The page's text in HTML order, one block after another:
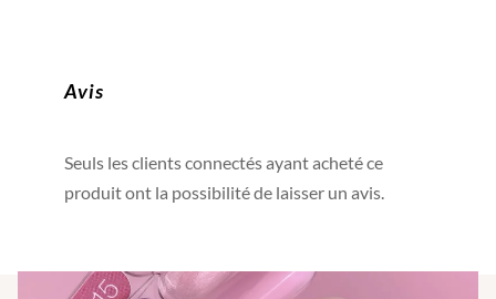
Avis
Seuls les clients connectés ayant acheté ce
produit ont la possibilité de laisser un avis.